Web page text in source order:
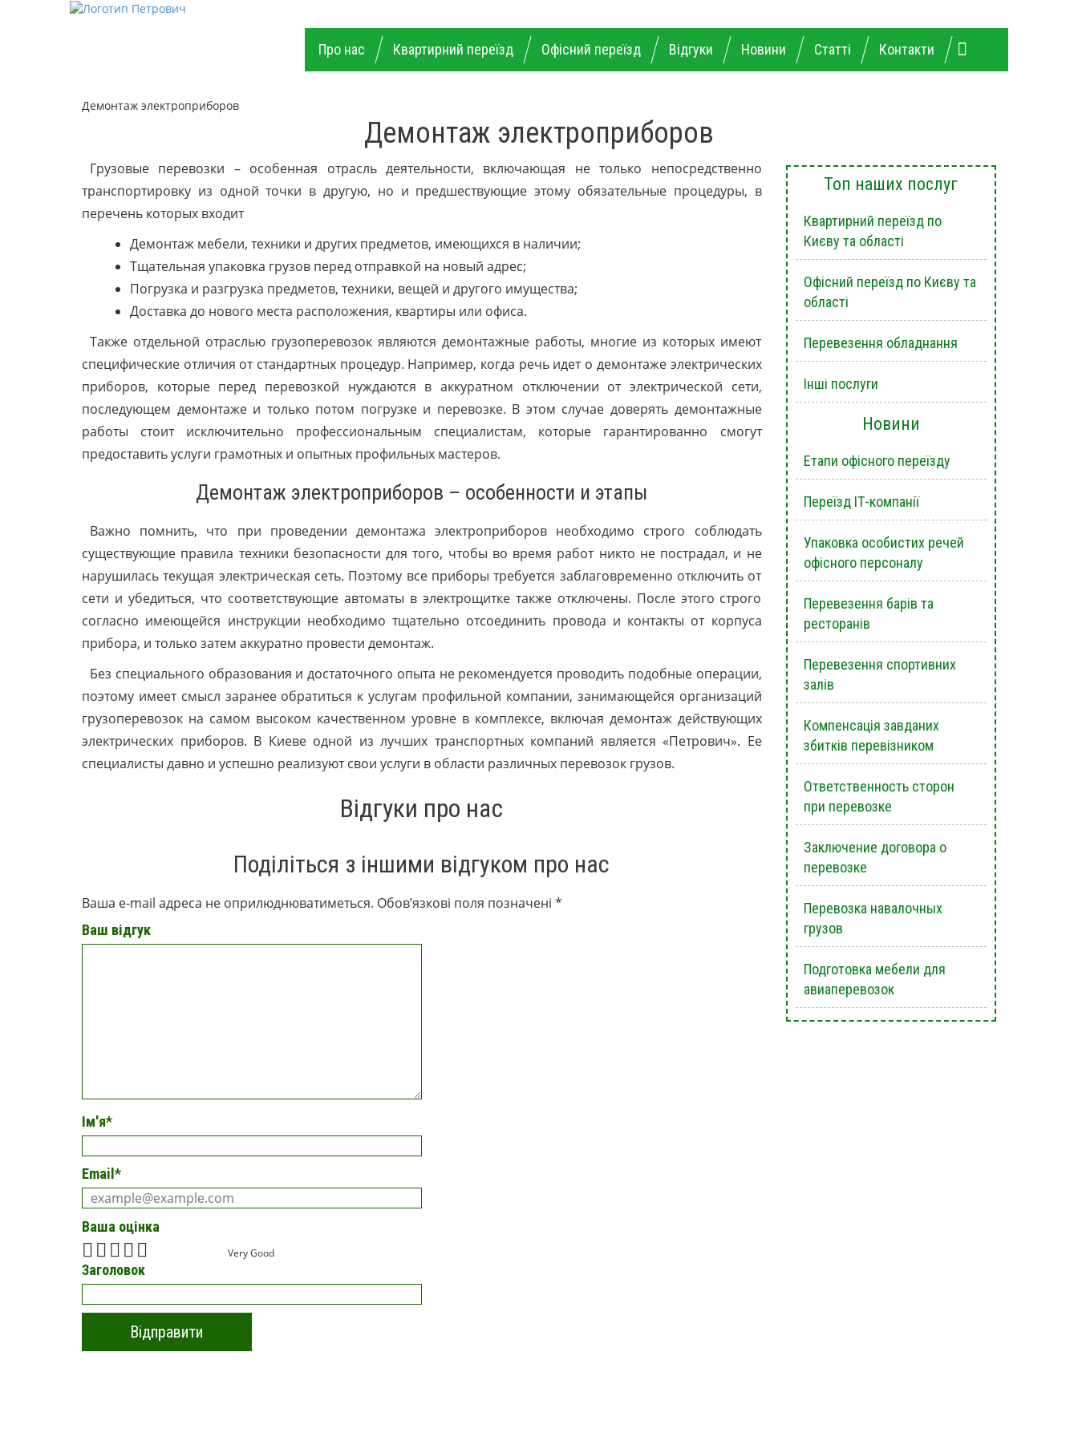
Про нас Квартирний переїзд Офісний переїзд Відгуки Новини Статті Контакти
Демонтаж электроприборов
Демонтаж электроприборов
Грузовые перевозки – особенная отрасль деятельности, включающая не только непосредственно
транспортировку из одной точки в другую, но и предшествующие этому обязательные процедуры, в
перечень которых входит
Демонтаж мебели, техники и других предметов, имеющихся в наличии;
Тщательная упаковка грузов перед отправкой на новый адрес;
Погрузка и разгрузка предметов, техники, вещей и другого имущества;
Доставка до нового места расположения, квартиры или офиса.
Также отдельной отраслью грузоперевозок являются демонтажные работы, многие из которых имеют
специфические отличия от стандартных процедур. Например, когда речь идет о демонтаже электрических
приборов, которые перед перевозкой нуждаются в аккуратном отключении от электрической сети,
последующем демонтаже и только потом погрузке и перевозке. В этом случае доверять демонтажные
работы стоит исключительно профессиональным специалистам, которые гарантированно смогут
предоставить услуги грамотных и опытных профильных мастеров.
Демонтаж электроприборов – особенности и этапы
Важно помнить, что при проведении демонтажа электроприборов необходимо строго соблюдать
существующие правила техники безопасности для того, чтобы во время работ никто не пострадал, и не
нарушилась текущая электрическая сеть. Поэтому все приборы требуется заблаговременно отключить от
сети и убедиться, что соответствующие автоматы в электрощитке также отключены. После этого строго
согласно имеющейся инструкции необходимо тщательно отсоединить провода и контакты от корпуса
прибора, и только затем аккуратно провести демонтаж.
Без специального образования и достаточного опыта не рекомендуется проводить подобные операции,
поэтому имеет смысл заранее обратиться к услугам профильной компании, занимающейся организаций
грузоперевозок на самом высоком качественном уровне в комплексе, включая демонтаж действующих
электрических приборов. В Киеве одной из лучших транспортных компаний является «Петрович». Ее
специалисты давно и успешно реализуют свои услуги в области различных перевозок грузов.
Відгуки про нас
Поділіться з іншими відгуком про нас
Ваша e-mail адреса не оприлюднюватиметься. Обов’язкові поля позначені *
Ваш відгук
Ім'я*
Email *
Ваша оцінка
Very Good
Заголовок
Топ наших послуг
Квартирний переїзд по
Києву та області
Офісний переїзд по Києву та
області
Перевезення обладнання
Інші послуги
Новини
Етапи офісного переїзду
Переїзд ІТ-компанії
Упаковка особистих речей
офісного персоналу
Перевезення барів та
ресторанів
Перевезення спортивних
залів
Компенсація завданих
збитків перевізником
Ответственность сторон
при перевозке
Заключение договора о
перевозке
Перевозка навалочных
грузов
Подготовка мебели для
авиаперевозок